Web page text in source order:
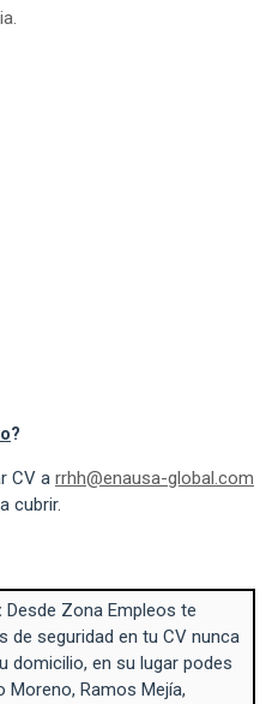
?
CV a rrhh@enausa-global.com
cubrir.
Desde Zona Empleos te
seguridad en tu CV nunca
domicilio, en su lugar podes
Ramos Mejía,